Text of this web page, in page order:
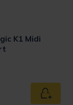
K1 Midi
Ajouter